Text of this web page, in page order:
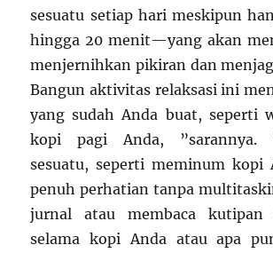
sesuatu setiap hari meskipun
hingga 20 menit—yang akan
menjernihkan pikiran dan
Bangun aktivitas relaksasi ini
yang sudah Anda buat, seperti
kopi pagi Anda, ”sarannya.
sesuatu, seperti meminum kopi
penuh perhatian tanpa
jurnal atau membaca kutipan
selama kopi Anda atau apa